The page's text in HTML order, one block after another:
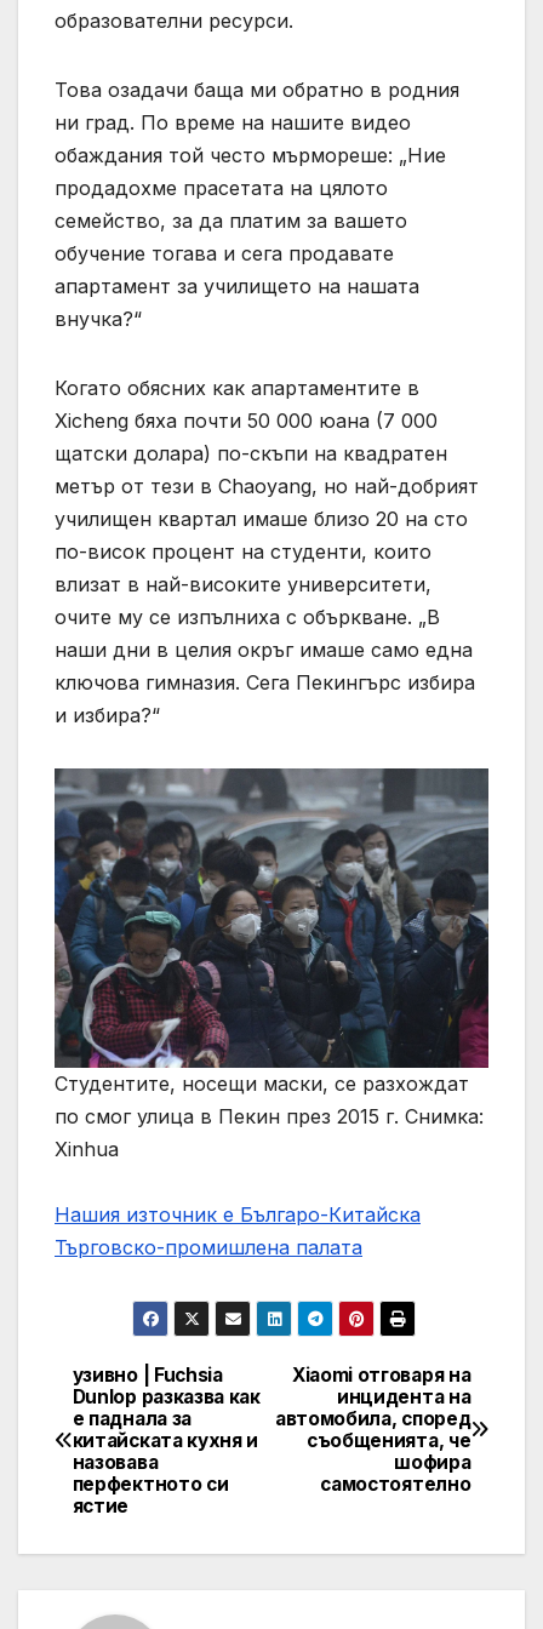
образователни ресурси.
Това озадачи баща ми обратно в родния
ни град. По време на нашите видео
обаждания той често мърмореше: „Ние
продадохме прасетата на цялото
семейство, за да платим за вашето
обучение тогава и сега продавате
апартамент за училището на нашата
внучка?“
Когато обясних как апартаментите в
Xicheng бяха почти 50 000 юана (7 000
щатски долара) по-скъпи на квадратен
метър от тези в Chaoyang, но най-добрият
училищен квартал имаше близо 20 на сто
по-висок процент на студенти, които
влизат в най-високите университети,
очите му се изпълниха с объркване. „В
наши дни в целия окръг имаше само една
ключова гимназия. Сега Пекингърс избира
и избира?“
Студентите, носещи маски, се разхождат
по смог улица в Пекин през 2015 г. Снимка:
Xinhua
Нашия източник е Българо-Китайска
Търговско-промишлена палaта
Post
navigation
Xiaomi отговаря на
инцидента на
автомобила, според
съобщенията, че
шофира
самостоятелно
узивно | Fuchsia
Dunlop разказва как
е паднала за
китайската кухня и
назовава
перфектното си
ястие